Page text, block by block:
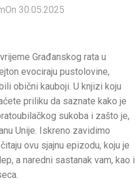
On 30.05.2025
Građanskog rata u
evociraju pustolovine,
obični kauboji. U knjizi koju
priliku da saznate kako je
sukoba i zašto je,
Unije. Iskreno zavidimo
ovu sjajnu epizodu, koju je
a naredni sastanak vam, kao i